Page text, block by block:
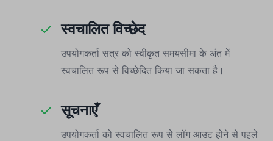
स्वचालित विच्छेद
उपयोगकर्ता सत्र को स्वीकृत समयसीमा के अंत में
स्वचालित रूप से विच्छेदित किया जा सकता है।
सूचनाएँ
उपयोगकर्ता को स्वचालित रूप से लॉग आउट होने से पहले